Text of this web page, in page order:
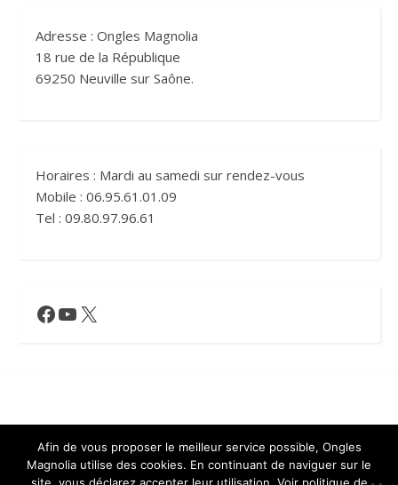
Adresse : Ongles Magnolia
18 rue de la République
69250 Neuville sur Saône.
Horaires : Mardi au samedi sur rendez-vous
Mobile : 06.95.61.01.09
Tel : 09.80.97.96.61
Facebook
YouTube
X
Afin de vous proposer le meilleur service possible, Ongles
Magnolia utilise des cookies. En continuant de naviguer sur le